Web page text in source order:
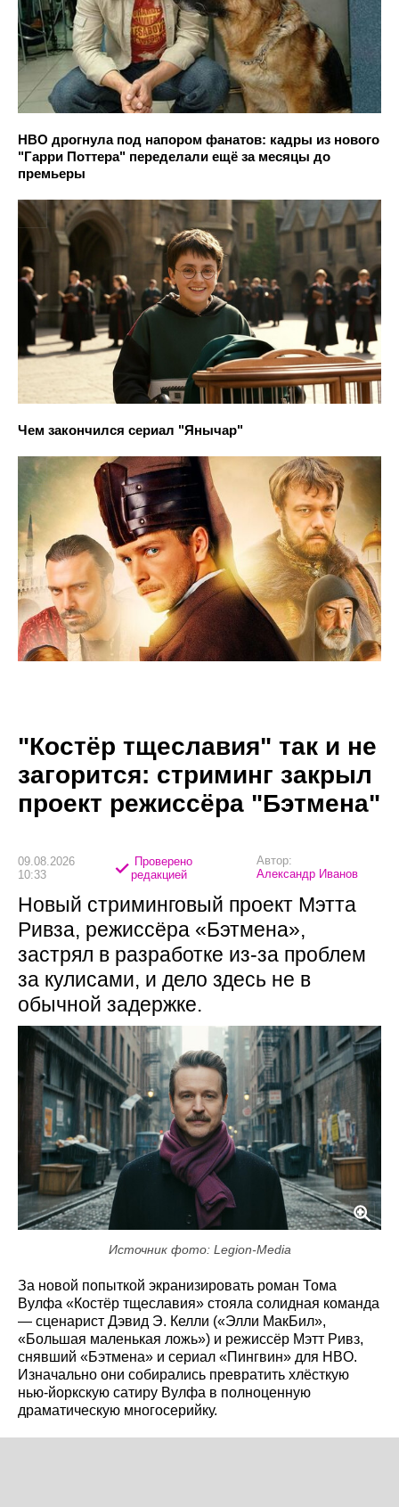
HBO дрогнула под напором фанатов: кадры из нового
"Гарри Поттера" переделали ещё за месяцы до
премьеры
Чем закончился сериал "Янычар"
"Костёр тщеславия" так и не
загорится: стриминг закрыл
проект режиссёра "Бэтмена"
09.08.2026
10:33
Проверено
редакцией
Автор:
Александр Иванов
Новый стриминговый проект Мэтта
Ривза, режиссёра «Бэтмена»,
застрял в разработке из-за проблем
за кулисами, и дело здесь не в
обычной задержке.
Источник фото: Legion-Media
За новой попыткой экранизировать роман Тома
Вулфа «Костёр тщеславия» стояла солидная команда
— сценарист Дэвид Э. Келли («Элли МакБил»,
«Большая маленькая ложь») и режиссёр Мэтт Ривз,
снявший «Бэтмена» и сериал «Пингвин» для HBO.
Изначально они собирались превратить хлёсткую
нью-йоркскую сатиру Вулфа в полноценную
драматическую многосерийку.